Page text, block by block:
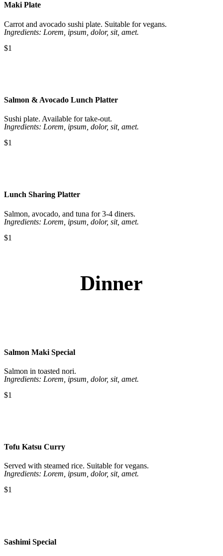
Maki Plate
Carrot and avocado sushi plate. Suitable for vegans.
Ingredients: Lorem, ipsum, dolor, sit, amet.
$1
Salmon & Avocado Lunch Platter
Sushi plate. Available for take-out.
Ingredients: Lorem, ipsum, dolor, sit, amet.
$1
Lunch Sharing Platter
Salmon, avocado, and tuna for 3-4 diners.
Ingredients: Lorem, ipsum, dolor, sit, amet.
$1
Dinner
Salmon Maki Special
Salmon in toasted nori.
Ingredients: Lorem, ipsum, dolor, sit, amet.
$1
Tofu Katsu Curry
Served with steamed rice. Suitable for vegans.
Ingredients: Lorem, ipsum, dolor, sit, amet.
$1
Sashimi Special